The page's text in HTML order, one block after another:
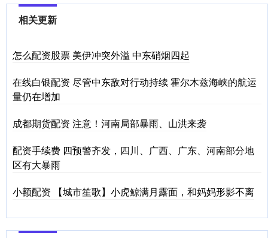
相关更新
怎么配资股票 美伊冲突外溢 中东硝烟四起
在线白银配资 尽管中东敌对行动持续 霍尔木兹海峡的航运
量仍在增加
成都期货配资 注意！河南局部暴雨、山洪来袭
配资手续费 四预警齐发，四川、广西、广东、河南部分地
区有大暴雨
小额配资 【城市笙歌】小虎鲸满月露面，和妈妈形影不离